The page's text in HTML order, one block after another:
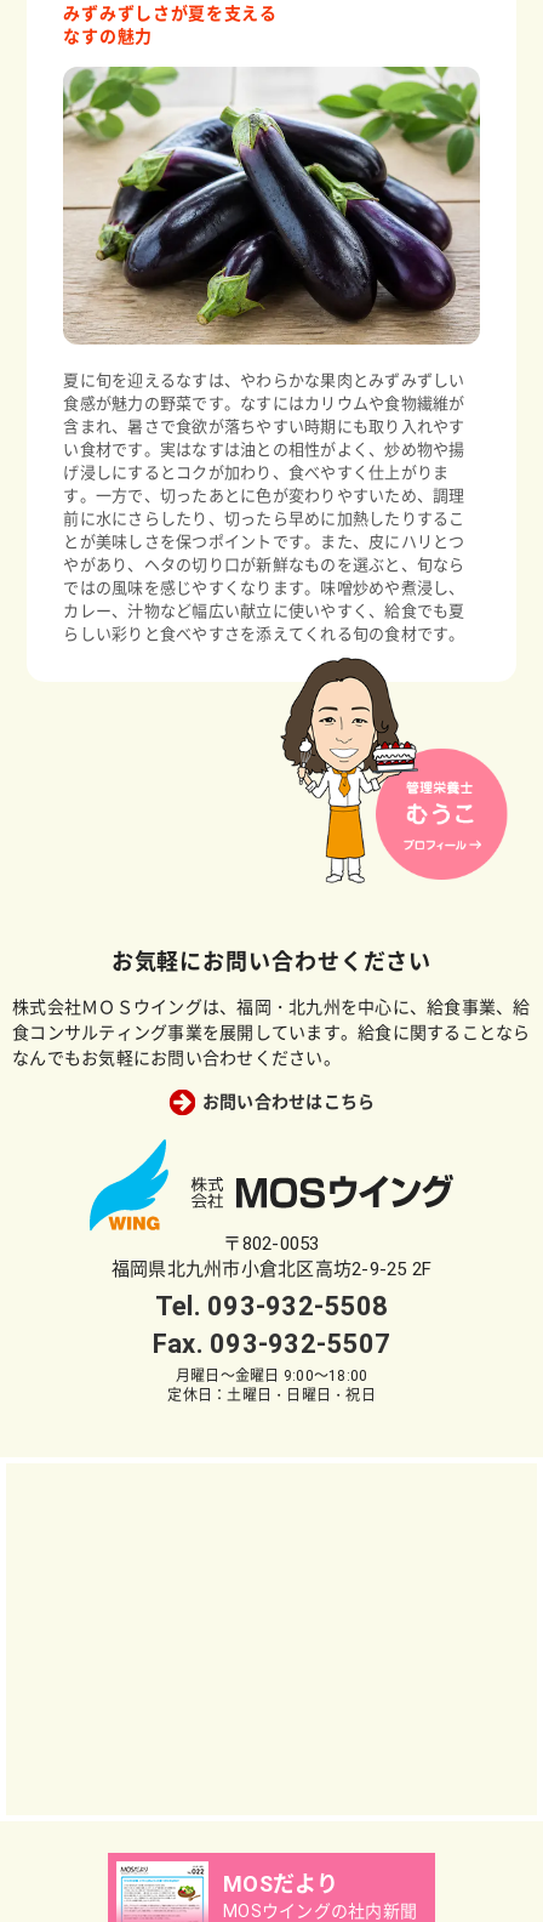
みずみずしさが夏を支える
なすの魅力
夏に旬を迎えるなすは、やわらかな果肉とみずみずしい
食感が魅力の野菜です。なすにはカリウムや食物繊維が
含まれ、暑さで食欲が落ちやすい時期にも取り入れやす
い食材です。実はなすは油との相性がよく、炒め物や揚
げ浸しにするとコクが加わり、食べやすく仕上がりま
す。一方で、切ったあとに色が変わりやすいため、調理
前に水にさらしたり、切ったら早めに加熱したりするこ
とが美味しさを保つポイントです。また、皮にハリとつ
やがあり、ヘタの切り口が新鮮なものを選ぶと、旬なら
ではの風味を感じやすくなります。味噌炒めや煮浸し、
カレー、汁物など幅広い献立に使いやすく、給食でも夏
らしい彩りと食べやすさを添えてくれる旬の食材です。
お気軽にお問い合わせください
株式会社ＭＯＳウイングは、福岡・北九州を中心に、給食事業、給
食コンサルティング事業を展開しています。給食に関することなら
なんでもお気軽にお問い合わせください。
お問い合わせはこちら
〒802-0053
福岡県北九州市小倉北区高坊2-9-25 2F
Tel. 093-932-5508
Fax. 093-932-5507
月曜日～金曜日 9:00～18:00
定休日：土曜日・日曜日・祝日
MOSだより
MOSウイングの社内新聞